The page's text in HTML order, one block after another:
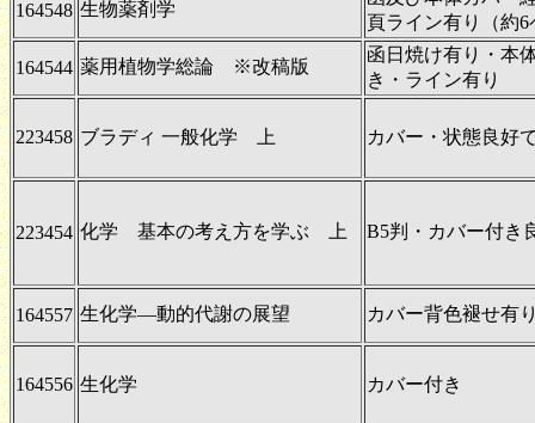
164548 生物薬剤学
頁ライン有り（約
164544 薬用植物学総論 ※改稿版
函日焼け有り・本
き・ライン有り
223458 ブラディ 一般化学 上 カバー・状態良好
223454 化学 基本の考え方を学ぶ 上 B5判・カバー付き
164557 生化学―動的代謝の展望 カバー背色褪せ有
164556 生化学 カバー付き